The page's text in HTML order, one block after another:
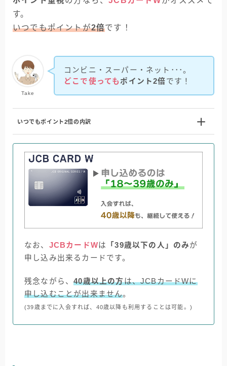
す。
いつでもポイントが2倍です！
Take
コンビニ・スーパー・ネット･･･。
どこで使ってもポイント2倍です！
いつでもポイント2倍の内訳
なお、 JCBカードWは 「39歳以下の人」のみが
申し込み出来るカードです。
残念ながら、40歳以上の方は、JCBカードWに
申し込むことが出来ません。
(39歳までに入会すれば、40歳以降も利用することは可能。)